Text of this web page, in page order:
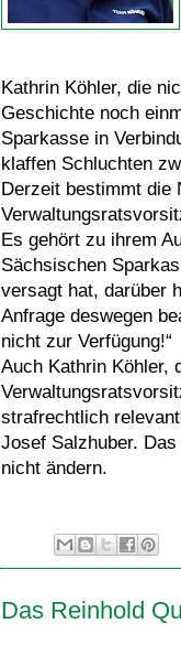
Kathrin Köhler, die
Geschichte noch
Sparkasse in
klaffen Schluchten
Derzeit bestimmt die
Es gehört zu ihrem
Sächsischen
versagt hat, darüber
Anfrage deswegen
nicht zur Verfügung!“
Auch Kathrin Köhler,
strafrechtlich
Josef Salzhuber.
nicht ändern.
Das Reinhold